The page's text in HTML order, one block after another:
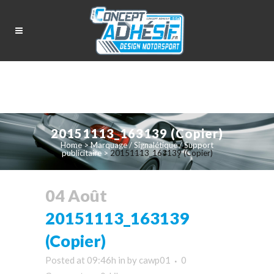
20151113_163139 (Copier)
Home>Marquage / Signalétique / Support
publicitaire> 20151113_163139 (Copier)
04 Août
20151113_163139
(Copier)
Posted at 09:46h in by cawp01
0